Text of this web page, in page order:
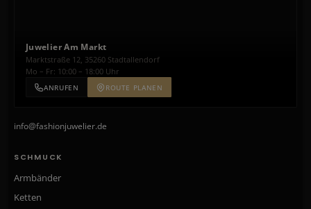
Juwelier Am Markt
Marktstraße 12, 35260 Stadtallendorf
Mo – Fr: 10:00 – 18:00 Uhr
ANRUFEN ROUTE PLANEN
info@fashionjuwelier.de
SCHMUCK
Armbänder
Ketten